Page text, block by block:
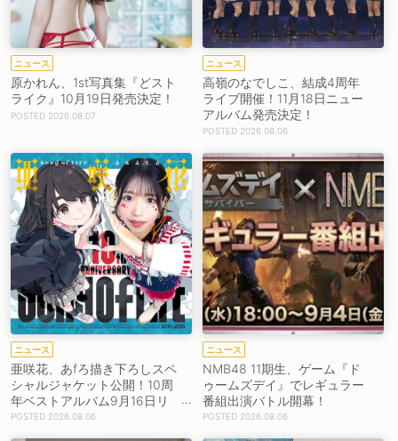
ニュース
原かれん、1st写真集『どスト
ライク』10月19日発売決定！
2026.08.07
ニュース
高嶺のなでしこ、結成4周年
ライブ開催！11月18日ニュー
アルバム発売決定！
2026.08.06
ニュース
亜咲花、あfろ描き下ろしスペ
シャルジャケット公開！10周
年ベストアルバム9月16日リ
リース！2026.08.06
ニュース
NMB48 11期生、ゲーム『ド
ゥームズデイ』でレギュラー
番組出演バトル開幕！
2026.08.06